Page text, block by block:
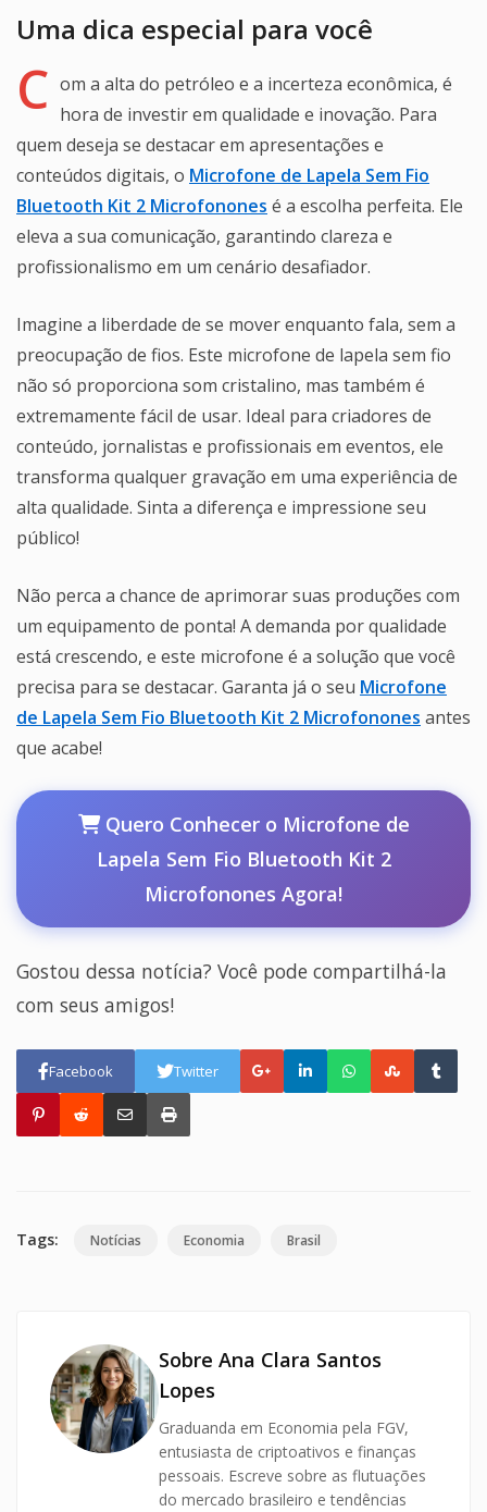
Uma dica especial para você
C om a alta do petróleo e a incerteza econômica, é
hora de investir em qualidade e inovação. Para
quem deseja se destacar em apresentações e
conteúdos digitais, o Microfone de Lapela Sem Fio
Bluetooth Kit 2 Microfonones é a escolha perfeita. Ele
eleva a sua comunicação, garantindo clareza e
profissionalismo em um cenário desafiador.
Imagine a liberdade de se mover enquanto fala, sem a
preocupação de fios. Este microfone de lapela sem fio
não só proporciona som cristalino, mas também é
extremamente fácil de usar. Ideal para criadores de
conteúdo, jornalistas e profissionais em eventos, ele
transforma qualquer gravação em uma experiência de
alta qualidade. Sinta a diferença e impressione seu
público!
Não perca a chance de aprimorar suas produções com
um equipamento de ponta! A demanda por qualidade
está crescendo, e este microfone é a solução que você
precisa para se destacar. Garanta já o seu Microfone
de Lapela Sem Fio Bluetooth Kit 2 Microfonones antes
que acabe!
Quero Conhecer o Microfone de
Lapela Sem Fio Bluetooth Kit 2
Microfonones Agora!
Gostou dessa notícia? Você pode compartilhá-la
com seus amigos!
Facebook Twitter
Tags: Notícias Economia Brasil
Sobre Ana Clara Santos
Lopes
Graduanda em Economia pela FGV,
entusiasta de criptoativos e finanças
pessoais. Escreve sobre as flutuações
do mercado brasileiro e tendências